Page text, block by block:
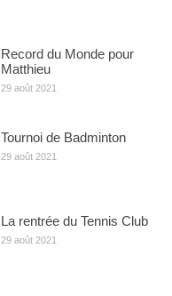
Record du Monde pour
Matthieu
29 août 2021
Tournoi de Badminton
29 août 2021
La rentrée du Tennis Club
29 août 2021